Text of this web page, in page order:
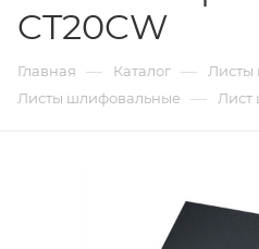
CT20CW
Главная — Каталог —
Листы шлифовальные — Лист